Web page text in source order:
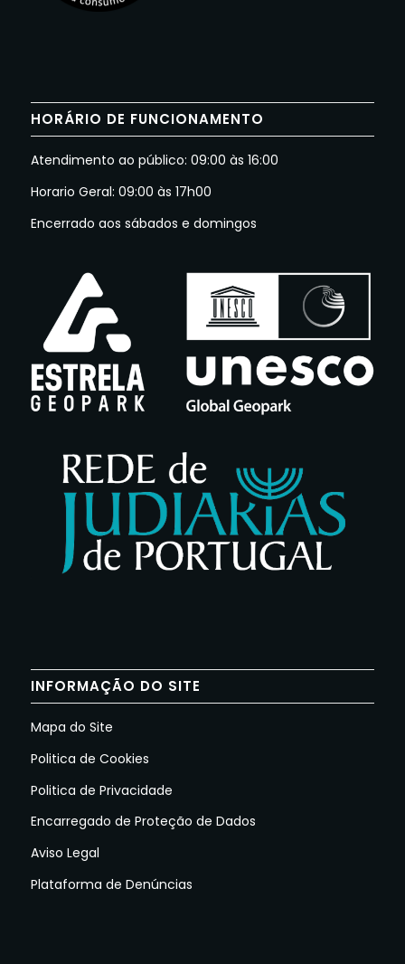
HORÁRIO DE FUNCIONAMENTO
Atendimento ao público: 09:00 às 16:00
Horario Geral: 09:00 às 17h00
Encerrado aos sábados e domingos
INFORMAÇÃO DO SITE
Mapa do Site
Politica de Cookies
Politica de Privacidade
Encarregado de Proteção de Dados
Aviso Legal
Plataforma de Denúncias